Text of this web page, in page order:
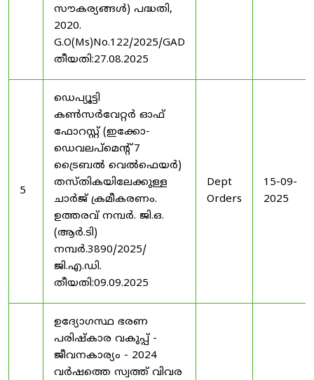
സൗകര്യങ്ങൾ) പദ്ധതി,
2020.
G.O(Ms)No.122/2025/GAD
തീയതി:27.08.2025
5
ഡെപ്യൂട്ടി
കൺസർവേറ്റർ ഓഫ്
ഫോറസ്റ്റ് (ഇക്കോ-
ഡെവലപ്മെന്റ് 7
ട്രൈബൽ വെൽഫെയർ)
തസ്തികയിലേക്കുള്ള
ചാർജ് ക്രമീകരണം.
ഉത്തരവ് നമ്പർ. ജി.ഒ.
(ആർ.ടി)
നമ്പർ.3890/2025/
ജി.എ.ഡി.
തീയതി:09.09.2025
Dept
Orders
15-09-
2025
ഉദ്യോഗസ്ഥ ഭരണ
പരിഷ്കാര വകുപ്പ് -
ജീവനകാര്യം - 2024
വർഷത്തെ സ്വത്ത് വിവര